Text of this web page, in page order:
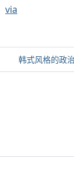
via
韩式风格的政治